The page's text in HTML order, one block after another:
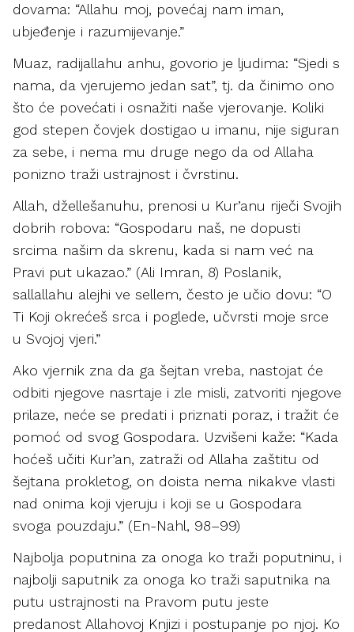
dovama: “Allahu moj, povećaj nam iman,
ubjeđenje i razumijevanje.”
Muaz, radijallahu anhu, govorio je ljudima: “Sjedi s
nama, da vjerujemo jedan sat”, tj. da činimo ono
što će povećati i osnažiti naše vjerovanje. Koliki
god stepen čovjek dostigao u imanu, nije siguran
za sebe, i nema mu druge nego da od Allaha
ponizno traži ustrajnost i čvrstinu.
Allah, džellešanuhu, prenosi u Kur’anu riječi Svojih
dobrih robova: “Gospodaru naš, ne dopusti
srcima našim da skrenu, kada si nam već na
Pravi put ukazao.” (Ali Imran, 8) Poslanik,
sallallahu alejhi ve sellem, često je učio dovu: “O
Ti Koji okrećeš srca i poglede, učvrsti moje srce
u Svojoj vjeri.”
Ako vjernik zna da ga šejtan vreba, nastojat će
odbiti njegove nasrtaje i zle misli, zatvoriti njegove
prilaze, neće se predati i priznati poraz, i tražit će
pomoć od svog Gospodara. Uzvišeni kaže: “Kada
hoćeš učiti Kur’an, zatraži od Allaha zaštitu od
šejtana prokletog, on doista nema nikakve vlasti
nad onima koji vjeruju i koji se u Gospodara
svoga pouzdaju.” (En-Nahl, 98–99)
Najbolja poputnina za onoga ko traži poputninu, i
najbolji saputnik za onoga ko traži saputnika na
putu ustrajnosti na Pravom putu jeste
predanost Allahovoj Knjizi i postupanje po njoj. Ko